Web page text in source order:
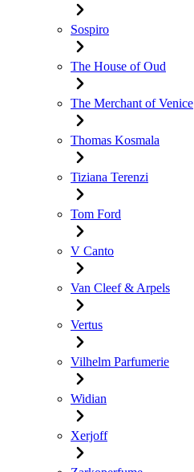
Sospiro
The House of Oud
The Merchant of Venice
Thomas Kosmala
Tiziana Terenzi
Tom Ford
V Canto
Van Cleef & Arpels
Vertus
Vilhelm Parfumerie
Widian
Xerjoff